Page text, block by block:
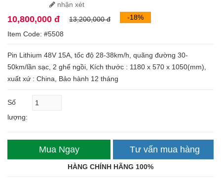
nhận xét
10,800,000 đ 13,200,000 đ -18%
Item Code: #5508
Pin Lithium 48V 15A, tốc độ 28-38km/h, quãng đường 30-
50km/lần sạc, 2 ghế ngồi, Kích thước : 1180 x 570 x 1050(mm),
xuất xứ : China, Bảo hành 12 tháng
Số
lượng:
Mua Ngay Tư vấn mua hàng
HÀNG CHÍNH HÃNG 100%